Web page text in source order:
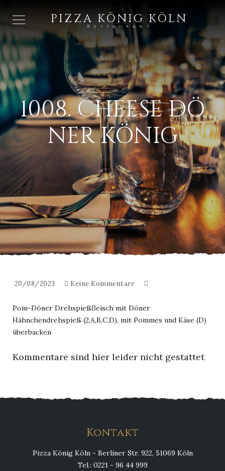
PIZZA KÖNIG KÖLN
Restaurant
1008. CHEESE DÖ
NER KÖNIG
20/08/2023 Keine Kommentare
Pom-Döner Drehspießfleisch mit Döner
Hähnchendrehspieß (2,A,B,C,D), mit Pommes und Käse (D)
überbacken
Kommentare sind hier leider nicht gestattet
Kontakt
Pizza König Köln - Berliner Str. 922, 51069 Köln
Tel.: 0221 - 96 44 999